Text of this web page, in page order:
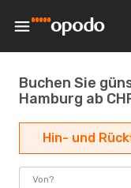
Buchen Sie
Hamburg ab
Hin- und
Von?